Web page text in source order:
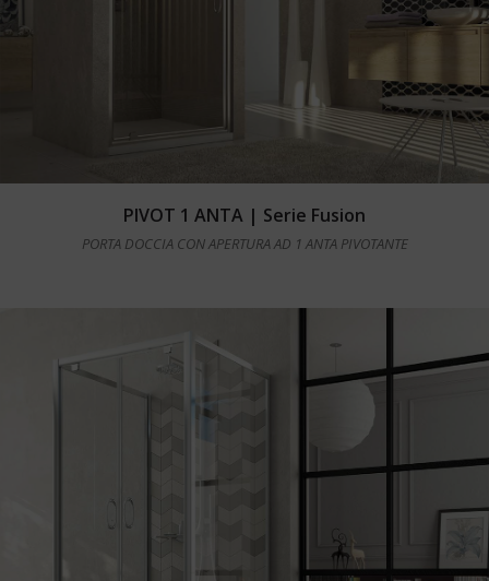
Leggi tutto
PIVOT 1 ANTA | Serie Fusion
PORTA DOCCIA CON APERTURA AD 1 ANTA PIVOTANTE